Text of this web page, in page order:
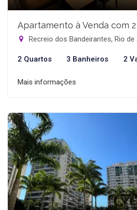
Apartamento à Venda com
Recreio dos Bandeirantes, Rio
2 Quartos 3 Banheiros 2
Mais informações